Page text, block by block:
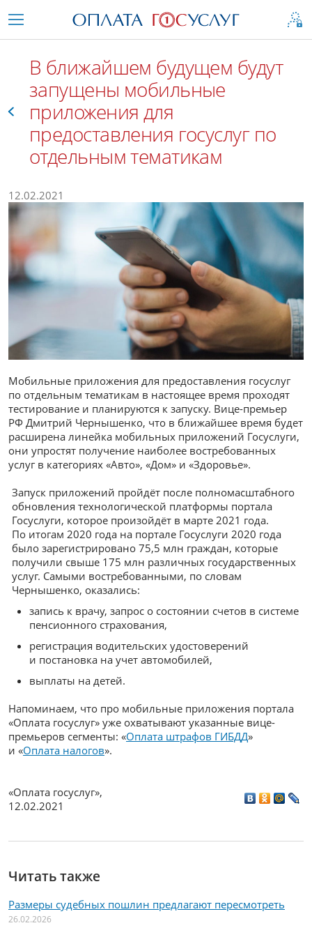
В ближайшем будущем будут
запущены мобильные
приложения для
предоставления госуслуг по
отдельным тематикам
12.02.2021
Мобильные приложения для предоставления госуслуг
по отдельным тематикам в настоящее время проходят
тестирование и планируются к запуску. Вице-премьер
РФ Дмитрий Чернышенко, что в ближайшее время будет
расширена линейка мобильных приложений Госуслуги,
они упростят получение наиболее востребованных
услуг в категориях «Авто», «Дом» и «Здоровье».
Запуск приложений пройдёт после полномасштабного
обновления технологической платформы портала
Госуслуги, которое произойдёт в марте 2021 года.
По итогам 2020 года на портале Госуслуги 2020 года
было зарегистрировано 75,5 млн граждан, которые
получили свыше 175 млн различных государственных
услуг. Самыми востребованными, по словам
Чернышенко, оказались:
запись к врачу, запрос о состоянии счетов в системе
пенсионного страхования,
регистрация водительских удостоверений
и постановка на учет автомобилей,
выплаты на детей.
Напоминаем, что про мобильные приложения портала
«Оплата госуслуг» уже охватывают указанные вице-
премьеров сегменты: «Оплата штрафов ГИБДД»
и «Оплата налогов».
«Оплата госуслуг»,
12.02.2021
Читать также
Размеры судебных пошлин предлагают пересмотреть
26.02.2026